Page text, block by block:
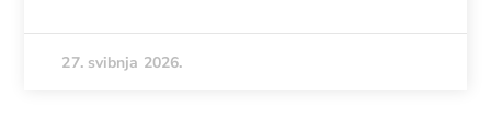
27. svibnja 2026.